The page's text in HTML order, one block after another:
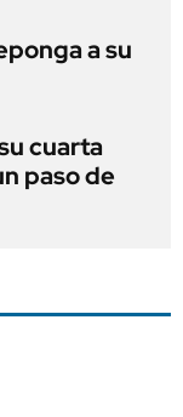
a su
cuarta
paso de